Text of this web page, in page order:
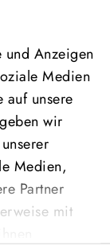
Anzeigen
Medien
auf unsere
wir
Medien,
Partner
mit
Umgebungen.
Point
Objekten
mit Saugern
Möglichkeit,
robuster